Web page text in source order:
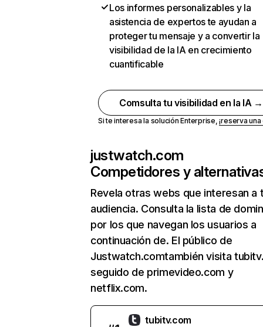
Los informes personalizables y la
asistencia de expertos te ayudan a
proteger tu mensaje y a convertir la
visibilidad de la IA en crecimiento
cuantificable
Comsulta tu visibilidad en la IA →
Si te interesa la solución Enterprise,¡reserva
justwatch.com
Competidores y
Revela otras webs que interesan a
audiencia. Consulta la lista de
por los que navegan los usuarios a
continuación de. El público de
Justwatch.comtambién visita
seguido de primevideo.com y
netflix.com.
tubitv.com